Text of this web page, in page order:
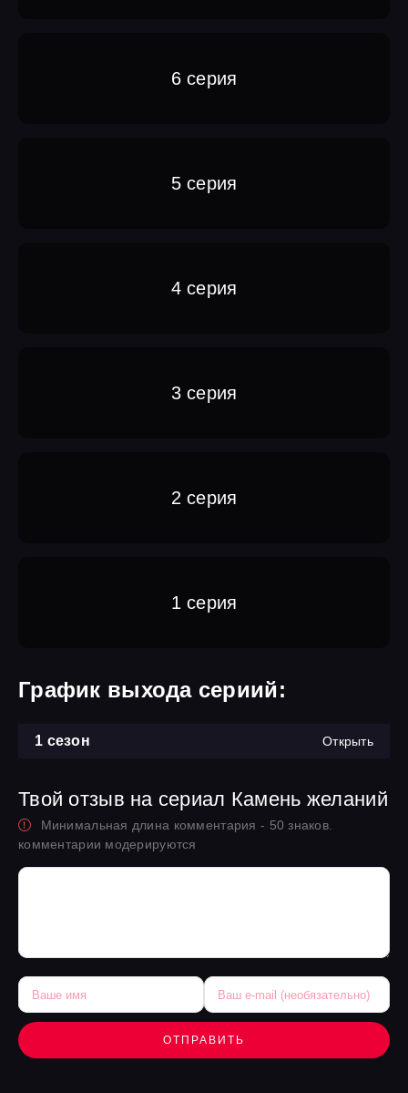
6 серия
5 серия
4 серия
3 серия
2 серия
1 серия
График выхода сериий:
1 сезон Открыть
Твой отзыв на сериал Камень желаний
Минимальная длина комментария - 50 знаков.
комментарии модерируются
ОТПРАВИТЬ